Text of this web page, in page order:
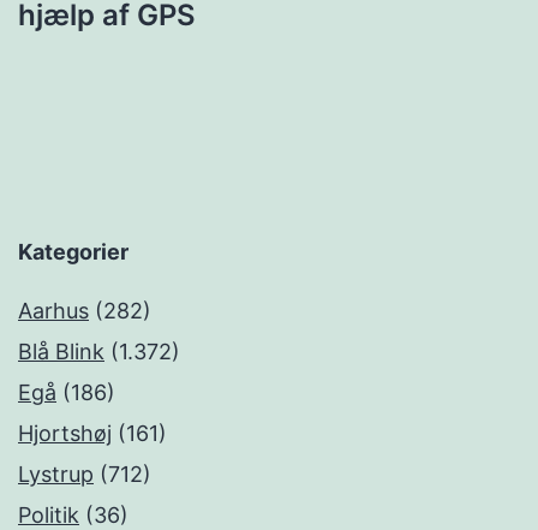
hjælp af GPS
Kategorier
Aarhus (282)
Blå Blink (1.372)
Egå (186)
Hjortshøj (161)
Lystrup (712)
Politik (36)